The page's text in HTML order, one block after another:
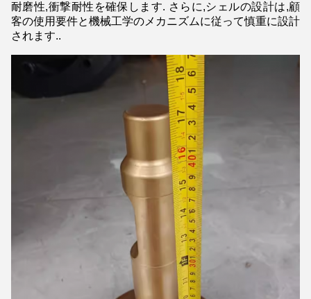
耐磨性,衝撃耐性を確保します. さらに,シェルの設計は,顧
客の使用要件と機械工学のメカニズムに従って慎重に設計
されます..